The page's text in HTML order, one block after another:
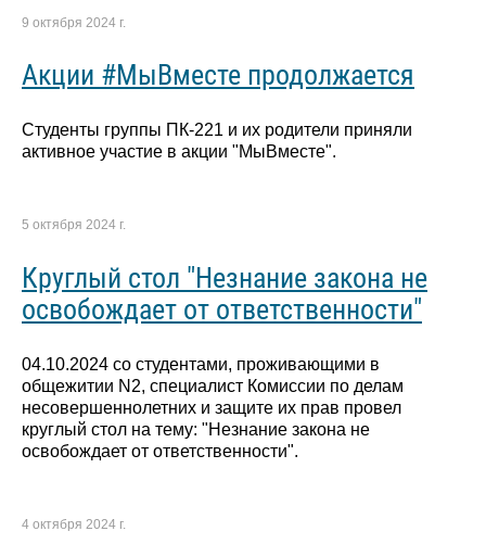
9 октября 2024 г.
Акции #МыВместе продолжается
Студенты группы ПК-221 и их родители приняли
активное участие в акции "МыВместе".
5 октября 2024 г.
Круглый стол "Незнание закона не
освобождает от ответственности"
04.10.2024 со студентами, проживающими в
общежитии N2, специалист Комиссии по делам
несовершеннолетних и защите их прав провел
круглый стол на тему: "Незнание закона не
освобождает от ответственности".
4 октября 2024 г.